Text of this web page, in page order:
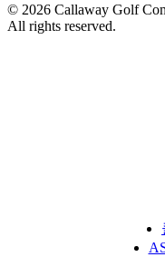
© 2026 Callaway Golf
All rights reserved.